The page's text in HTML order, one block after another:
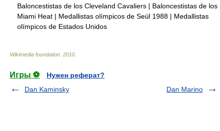
Baloncestistas de los Cleveland Cavaliers | Baloncestistas de los
Miami Heat | Medallistas olímpicos de Seúl 1988 | Medallistas
olímpicos de Estados Unidos
Wikimedia foundation 2010
Игры ⚽
Нужен реферат?
Dan Kaminsky
Dan Marino